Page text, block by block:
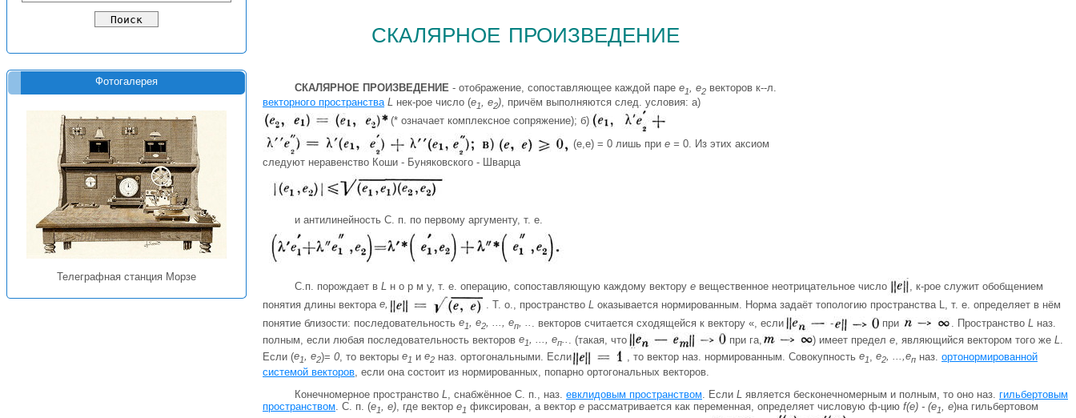
Фотогалерея
Телеграфная станция Морзе
скалярное произведение
СКАЛЯРНОЕ ПРОИЗВЕДЕНИЕ - отображение, сопоставляющее каждой паре е1, е2 векторов к--л.
векторного пространства L нек-рое число (e1 , е2) , причём выполняются след. условия: а)
(* означает комплексное сопряжение); б)
(e,e) = 0 лишь при е = 0. Из этих аксиом
следуют неравенство Коши - Буняковского - Шварца
и антилинейность С. п. по первому аргументу, т. е.
С.п. порождает в L н о р м у, т. е. операцию, сопоставляющую каждому вектору е вещественное неотрицательное число
, к-рое служит обобщением
понятия длины вектора е, . Т. о., пространство L оказывается нормированным. Норма задаёт топологию пространства L, т. е. определяет в нём
понятие близости: последовательность е1, е2, ..., еп, .. . векторов считается сходящейся к вектору «, если - при . Пространство L наз.
полным, если любая последовательность векторов е1, ..., еп.. . (такая, что при га, ) имеет предел е , являющийся вектором того же L
Если (e1, e2)= 0 , то векторы e1 и е2 наз. ортогональными. Если , то вектор наз. нормированным. Совокупность e1 е2, ...,еп наз. ортонормированной
системой векторов , если она состоит из нормированных, попарно ортогональных векторов.
Конечномерное пространство L, снабжённое С. п., наз. евклидовым пространством. Если L является бесконечномерным и полным, то оно наз. гильбертовым
пространством. С. п. (е1, е), где вектор e1 фиксирован, а вектор е рассматривается как переменная, определяет числовую ф-цию f(e) - (e1, е)на гильбертовом